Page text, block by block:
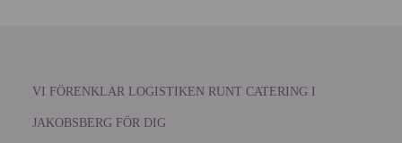
VI FÖRENKLAR LOGISTIKEN RUNT CATERING I
JAKOBSBERG FÖR DIG